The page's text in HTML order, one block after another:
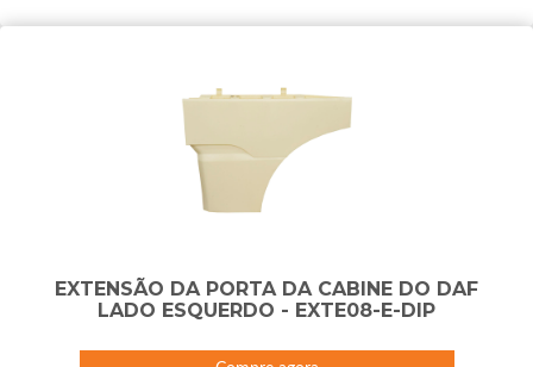
EXTENSÃO DA PORTA DA CABINE DO DAF
LADO ESQUERDO - EXTE08-E-DIP